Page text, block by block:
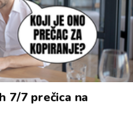
7/7 prečica na